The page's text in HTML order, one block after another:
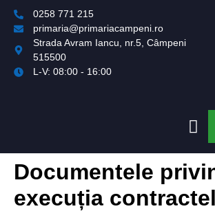
0258 771 215
primaria@primariacampeni.ro
Strada Avram Iancu, nr.5, Câmpeni
515500
L-V: 08:00 - 16:00
Documentele
execuția